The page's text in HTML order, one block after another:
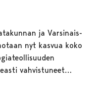
ja Varsinais-
nyt kasvua koko
vahvistuneet…